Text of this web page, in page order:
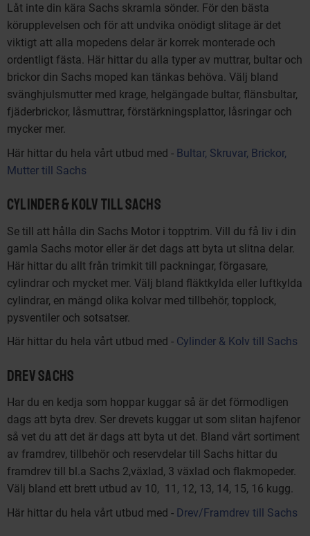
Låt inte din kära Sachs skramla sönder. För den bästa
körupplevelsen och för att undvika onödigt slitage är det
viktigt att alla mopedens delar är korrek monterade och
ordentligt fästa. Här hittar du alla typer av muttrar, bultar och
brickor din Sachs moped kan tänkas behöva. Välj bland
svänghjulsmutter med krage, helgängade bultar, flänsbultar,
fjäderbrickor, låsmuttrar, förstärkningsplattor, låsringar och
mycker mer.
Här hittar du hela vårt utbud med - Bultar, Skruvar, Brickor,
Mutter till Sachs
Cylinder & Kolv till Sachs
Se till att hålla din Sachs Motor i topptrim. Vill du få liv i din
gamla Sachs motor eller är det dags att byta ut slitna delar.
Här hittar du allt från trimkit till packningar, förgasare,
cylindrar och mycket mer. Välj bland fläktkylda eller luftkylda
cylindrar, en mängd olika kolvar med tillbehör, topplock,
pysventiler och sotsatser.
Här hittar du hela vårt utbud med - Cylinder & Kolv till Sachs
Drev Sachs
Har du en kedja som hoppar kuggar så är det förmodligen
dags att byta drev. Ser drevets kuggar ut som slitan hajfenor
så vet du att det är dags att byta ut det. Bland vårt sortiment
av framdrev, tillbehör och reservdelar till Sachs hittar du
framdrev till bl.a Sachs 2,växlad, 3 växlad och flakmopeder.
Välj bland ett brett utbud av 10, 11, 12, 13, 14, 15, 16 kugg.
Här hittar du hela vårt utbud med - Drev/Framdrev till Sachs